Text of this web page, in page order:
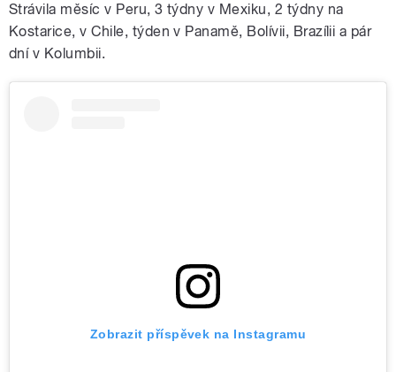
Strávila měsíc v Peru, 3 týdny v Mexiku, 2 týdny na
Kostarice, v Chile, týden v Panamě, Bolívii, Brazílii a pár
dní v Kolumbii.
Zobrazit příspěvek na Instagramu